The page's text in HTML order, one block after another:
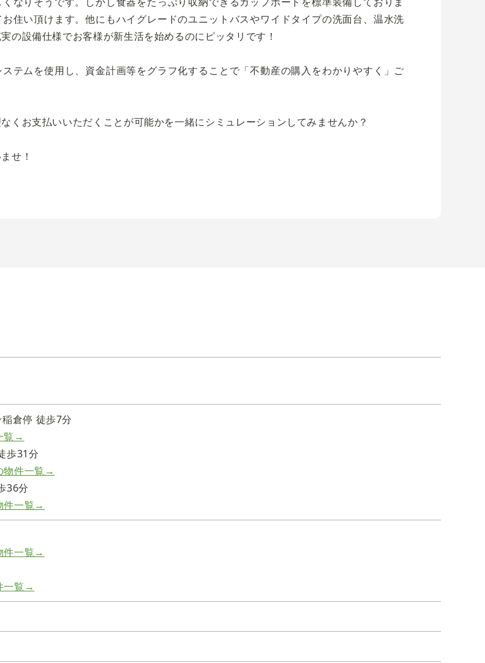
住い頂けます。他にもハイグレードのユニットバスやワイドタイプの洗面台、温水洗
の設備仕様でお客様が新生活を始めるのにピッタリです！
テムを使用し、資金計画等をグラフ化することで「不動産の購入をわかりやすく」ご
くお支払いいただくことが可能かを一緒にシミュレーションしてみませんか？
せ！
倉停 徒歩7分
覧→
歩31分
物件一覧→
36分
件一覧→
件一覧→
一覧→